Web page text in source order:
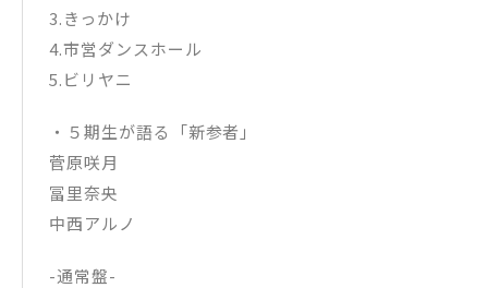
3.きっかけ
4.市営ダンスホール
5.ビリヤニ
・５期生が語る「新参者」
菅原咲月
冨里奈央
中西アルノ
-通常盤-